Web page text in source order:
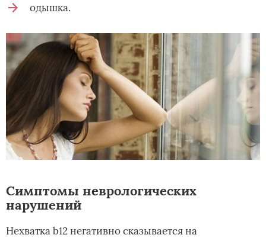
одышка.
Симптомы неврологических
нарушений
Нехватка b12 негативно сказывается на